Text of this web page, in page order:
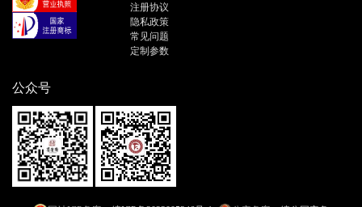
注册协议
隐私政策
常见问题
定制参数
公众号